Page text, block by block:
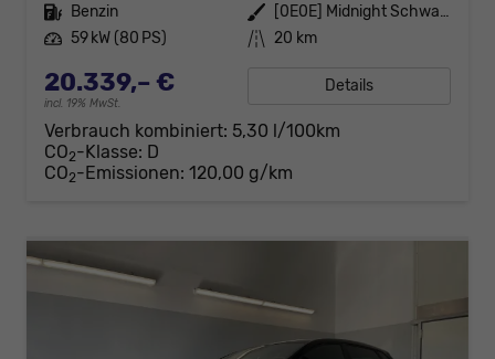
Kraftstoff Benzin Außenfarbe
[0E0E] Midnight Schwarz Metallic
Leistung 59 kW (80 PS) Kilometerstand 20 km
20.339,– €
incl. 19% MwSt.
Details
Verbrauch kombiniert: 5,30 l/100km
CO2-Klasse: D
CO2-Emissionen: 120,00 g/km